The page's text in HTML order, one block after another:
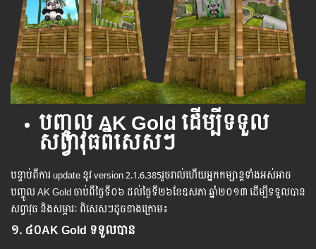
បញ្ចូ​ល​ AK Gold ដើម្បី​ទទួល​
សព្វាវុធ​ពិសេសៗ
បន្ទាប់​ពី​ការ update នូវ version 2.1.6.385រួច​រាល់​ហើយ​អ្នក​កម្សាន្ដ​ទាំង​អស់​អាច​
បញ្ចូល AK Gold ចាប់ពីថ្ងៃទី​០៦ ដល់​ថ្ងៃ​ទី២៦ខែឧសភា ឆ្នាំ២០១៣​ ដើម្បី​ទទួល​បាន
សព្វាវុធ និង​សម្ភារៈ ពិសេសៗដូចខាងក្រោម៖
១. ៤០AK Gold ទទួលបាន